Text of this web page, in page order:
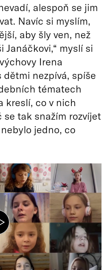
alespoň se jim
Navíc si myslím,
aby šly ven, než
Janáčkovi,“ myslí si
Irena
nezpívá, spíše
tématech
kreslí, co v nich
se tak snažím rozvíjet
jedno, co